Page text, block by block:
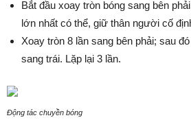
Bắt đầu xoay tròn bóng sang bên
lớn nhất có thể, giữ thân người cố
Xoay tròn 8 lần sang bên phải; sau
sang trái. Lặp lại 3 lần.
Động tác chuyền bóng